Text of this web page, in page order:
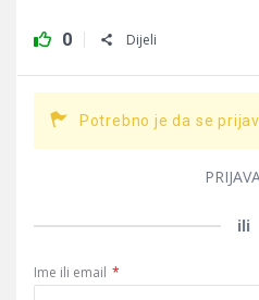
0 Dijeli
Potrebno je da se
ili
Ime ili email *